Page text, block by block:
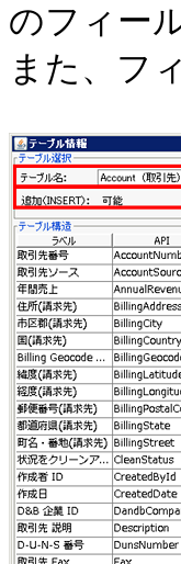
のフィー
また、フ